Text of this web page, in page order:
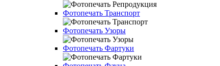
Фотопечать Транспорт
Фотопечать Узоры
Фотопечать Фартуки